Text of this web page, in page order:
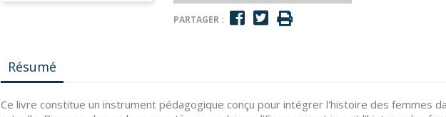
PARTAGER :
Résumé
Ce livre constitue un instrument pédagogique conçu pour intégrer l'histoire des femmes